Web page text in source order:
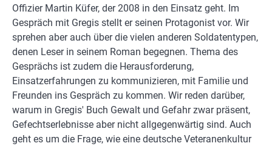
Offizier Martin Küfer, der 2008 in den Einsatz geht. Im
Gespräch mit Gregis stellt er seinen Protagonist vor. Wir
sprehen aber auch über die vielen anderen Soldatentypen,
denen Leser in seinem Roman begegnen. Thema des
Gesprächs ist zudem die Herausforderung,
Einsatzerfahrungen zu kommunizieren, mit Familie und
Freunden ins Gespräch zu kommen. Wir reden darüber,
warum in Gregis' Buch Gewalt und Gefahr zwar präsent,
Gefechtserlebnisse aber nicht allgegenwärtig sind. Auch
geht es um die Frage, wie eine deutsche Veteranenkultur